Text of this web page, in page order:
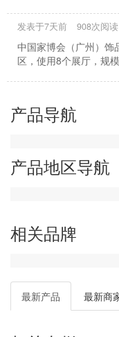
发表于7天前 908次阅读
中国家博会（广州）饰
区，使用8个展厅，规
产品导航
产品地区导航
相关品牌
最新产品 最新商